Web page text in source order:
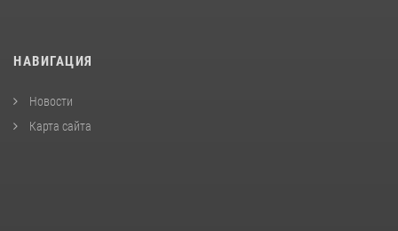
НАВИГАЦИЯ
Новости
Карта сайта